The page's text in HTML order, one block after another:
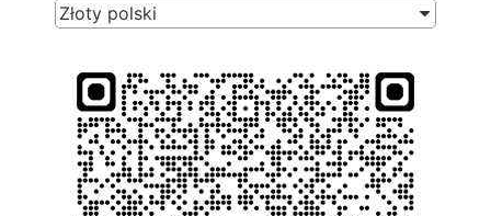
Złoty polski